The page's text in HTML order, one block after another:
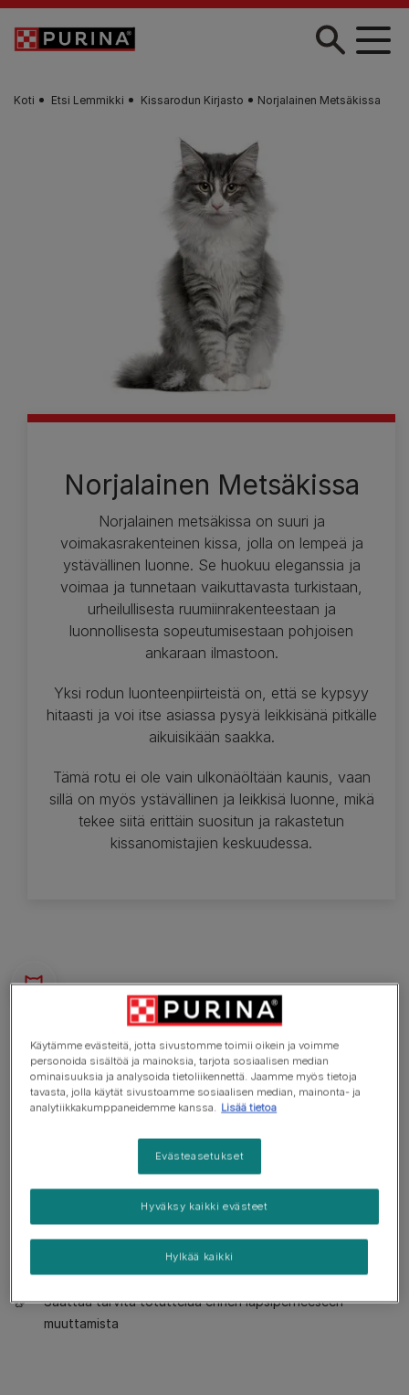
Skip to main content
Koti Etsi Lemmikki Kissarodun Kirjasto Norjalainen Metsäkissa
Norjalainen Metsäkissa
Norjalainen metsäkissa on suuri ja
voimakasrakenteinen kissa, jolla on lempeä ja
ystävällinen luonne. Se huokuu eleganssia ja
voimaa ja tunnetaan vaikuttavasta turkistaan,
urheilullisesta ruumiinrakenteestaan ja
luonnollisesta sopeutumisestaan pohjoisen
ankaraan ilmastoon.
Yksi rodun luonteenpiirteistä on, että se kypsyy
hitaasti ja voi itse asiassa pysyä leikkisänä pitkälle
aikuisikään saakka.
Tämä rotu ei ole vain ulkonäöltään kaunis, vaan
sillä on myös ystävällinen ja leikkisä luonne, mikä
tekee siitä erittäin suositun ja rakastetun
kissanomistajien keskuudessa.
Tarve tietää
Erittäin aktiivinen ja utelias kissa
Sosiaalinen ja seuraa kaipaava kissa
Kookkaampi kissarotu
Turkki tarvitsee hoitoa joka päivä
Allergisoiva rotu
Tarvitsee pääsyn suurelle ulkoalueelle
Saattaa tarvita totuttelua ennen lapsiperheeseen
muuttamista
Käytämme evästeitä, jotta sivustomme toimii oikein ja voimme
personoida sisältöä ja mainoksia, tarjota sosiaalisen median
ominaisuuksia ja analysoida tietoliikennettä. Jaamme myös tietoja
tavasta, jolla käytät sivustoamme sosiaalisen median, mainonta- ja
analytiikkakumppaneidemme kanssa. Lisää tietoa
Evästeasetukset
Hylkää kaikki
Hyväksy kaikki evästeet